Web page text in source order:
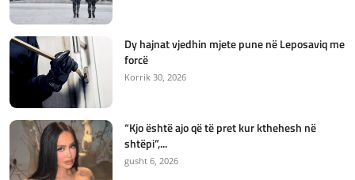
Dy hajnat vjedhin mjete pune në Leposaviq me
forcë
Korrik 30, 2026
“Kjo është ajo që të pret kur kthehesh në
shtëpi”,...
gusht 6, 2026